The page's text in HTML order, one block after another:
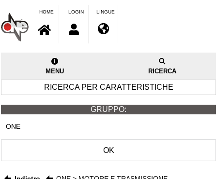
HOME LOGIN LINGUE
MENU RICERCA
RICERCA PER CARATTERISTICHE
GRUPPO:
ONE
OK